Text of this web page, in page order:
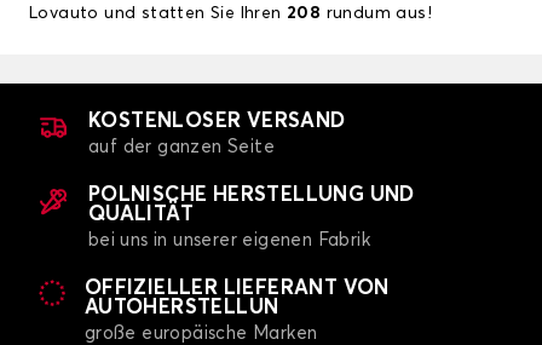
Lovauto und statten Sie Ihren 208 rundum aus!
KOSTENLOSER VERSAND
auf der ganzen Seite
POLNISCHE HERSTELLUNG UND
QUALITÄT
bei uns in unserer eigenen Fabrik
OFFIZIELLER LIEFERANT VON
AUTOHERSTELLUN
große europäische Marken